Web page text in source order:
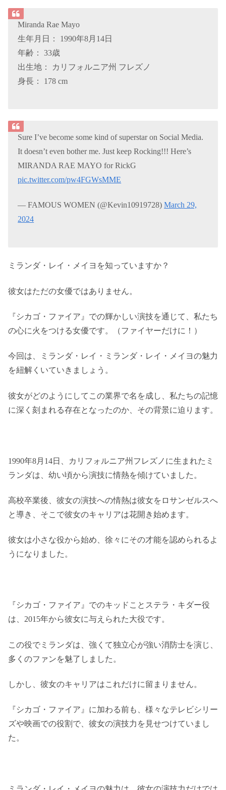
Miranda Rae Mayo
生年月日： 1990年8月14日
年齢： 33歳
出生地： カリフォルニア州 フレズノ
身長： 178 cm
Sure I’ve become some kind of superstar on Social Media.
It doesn’t even bother me. Just keep Rocking!!! Here’s
MIRANDA RAE MAYO for RickG
pic.twitter.com/pw4FGWsMME
— FAMOUS WOMEN (@Kevin10919728)March 29,
2024
ミランダ・レイ・メイヨを知っていますか？
彼女はただの女優ではありません。
『シカゴ・ファイア』での輝かしい演技を通じて、私たち
の心に火をつける女優です。（ファイヤーだけに！）
今回は、ミランダ・レイ・ミランダ・レイ・メイヨの魅力
を紐解くいていきましょう。
彼女がどのようにしてこの業界で名を成し、私たちの記憶
に深く刻まれる存在となったのか、その背景に迫ります。
1990年8月14日、カリフォルニア州フレズノに生まれたミ
ランダは、幼い頃から演技に情熱を傾けていました。
高校卒業後、彼女の演技への情熱は彼女をロサンゼルスへ
と導き、そこで彼女のキャリアは花開き始めます。
彼女は小さな役から始め、徐々にその才能を認められるよ
うになりました。
『シカゴ・ファイア』でのキッドことステラ・キダー役
は、2015年から彼女に与えられた大役です。
この役でミランダは、強くて独立心が強い消防士を演じ、
多くのファンを魅了しました。
しかし、彼女のキャリアはこれだけに留まりません。
『シカゴ・ファイア』に加わる前も、様々なテレビシリー
ズや映画での役割で、彼女の演技力を見せつけていまし
た。